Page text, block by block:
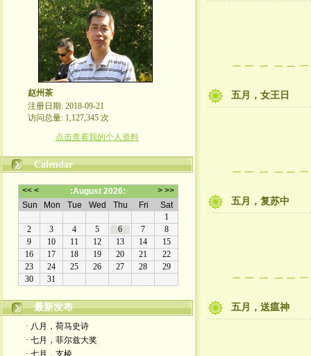
赵州茶
注册日期: 2018-09-21
访问总量: 1,127,345 次
点击查看我的个人资料
Calendar
最新发布
· 八月，荷马史诗
· 七月，菲尔兹大奖
· 七月，支棱
五月，女王日
五月，复苏中
五月，送瘟神